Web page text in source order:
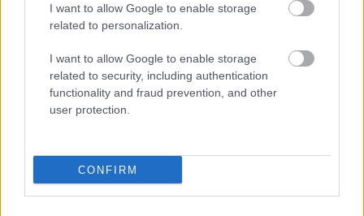
I want to allow Google to enable storage
related to personalization.
I want to allow Google to enable storage
related to security, including authentication
functionality and fraud prevention, and other
user protection.
CONFIRM